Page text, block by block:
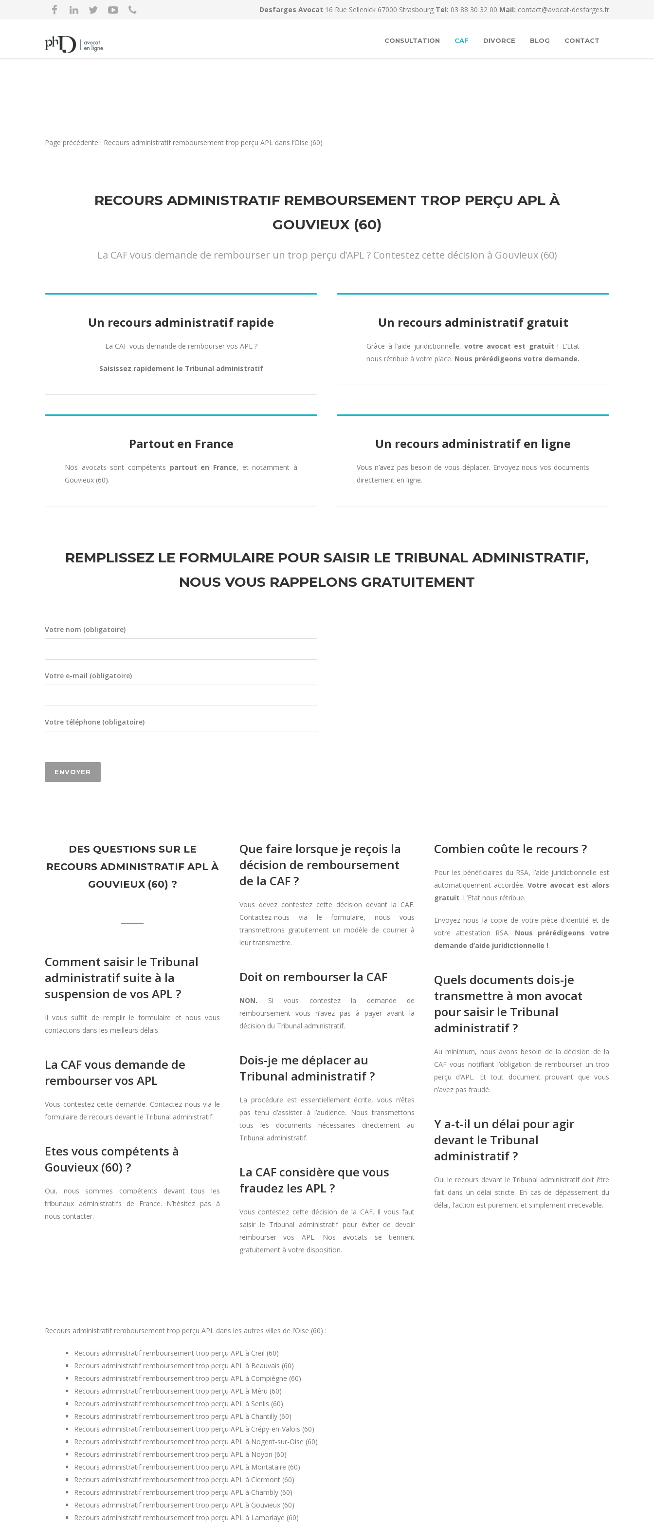
Desfarges Avocat 16 Rue Sellenick 67000 Strasbourg Tel: 03 88 30 32 00 Mail: contact@avocat-desfarges.fr
CONSULTATION CAF DIVORCE BLOG CONTACT
Page précédente : Recours administratif remboursement trop perçu APL dans l’Oise (60)
RECOURS ADMINISTRATIF REMBOURSEMENT TROP PERÇU APL À
GOUVIEUX (60)
La CAF vous demande de rembourser un trop perçu d’APL ? Contestez cette décision à Gouvieux (60)
Un recours administratif rapide
La CAF vous demande de rembourser vos APL ?
Saisissez rapidement le Tribunal administratif
Un recours administratif gratuit
Grâce à l’aide juridictionnelle,votre avocat est gratuit ! L’Etat
nous rétribue à votre place. Nous prérédigeons votre demande.
Partout en France
Nos avocats sont compétents partout en France, et notamment à
Gouvieux (60).
Un recours administratif en ligne
Vous n’avez pas besoin de vous déplacer. Envoyez nous vos documents
directement en ligne.
REMPLISSEZ LE FORMULAIRE POUR SAISIR LE TRIBUNAL ADMINISTRATIF,
NOUS VOUS RAPPELONS GRATUITEMENT
Votre nom (obligatoire)
Votre e-mail (obligatoire)
Votre téléphone (obligatoire)
DES QUESTIONS SUR LE
RECOURS ADMINISTRATIF APL À
GOUVIEUX (60) ?
Comment saisir le Tribunal
administratif suite à la
suspension de vos APL ?
Il vous suffit de remplir le formulaire et nous vous
contactons dans les meilleurs délais.
La CAF vous demande de
rembourser vos APL
Vous contestez cette demande. Contactez nous via le
formulaire de recours devant le Tribunal administratif.
Etes vous compétents à
Gouvieux (60) ?
Oui, nous sommes compétents devant tous les
tribunaux administratifs de France. N’hésitez pas à
nous contacter.
Que faire lorsque je reçois la
décision de remboursement
de la CAF ?
Vous devez contestez cette décision devant la CAF.
Contactez-nous via le formulaire, nous vous
transmettrons gratuitement un modèle de courrier à
leur transmettre.
Doit on rembourser la CAF
NON. Si vous contestez la demande de
remboursement vous n’avez pas à payer avant la
décision du Tribunal administratif.
Dois-je me déplacer au
Tribunal administratif ?
La procédure est essentiellement écrite, vous n’êtes
pas tenu d’assister à l’audience. Nous transmettons
tous les documents nécessaires directement au
Tribunal administratif.
La CAF considère que vous
fraudez les APL ?
Vous contestez cette décision de la CAF. Il vous faut
saisir le Tribunal administratif pour éviter de devoir
rembourser vos APL. Nos avocats se tiennent
gratuitement à votre disposition.
Combien coûte le recours ?
Pour les bénéficiaires du RSA, l’aide juridictionnelle est
automatiquement accordée. Votre avocat est alors
gratuit. L’Etat nous rétribue.
Envoyez nous la copie de votre pièce d’identité et de
votre attestation RSA. Nous prérédigeons votre
demande d’aide juridictionnelle !
Quels documents dois-je
transmettre à mon avocat
pour saisir le Tribunal
administratif ?
Au minimum, nous avons besoin de la décision de la
CAF vous notifiant l’obligation de rembourser un trop
perçu d’APL. Et tout document prouvant que vous
n’avez pas fraudé.
Y a-t-il un délai pour agir
devant le Tribunal
administratif ?
Oui le recours devant le Tribunal administratif doit être
fait dans un délai stricte. En cas de dépassement du
délai, l’action est purement et simplement irrecevable.
Recours administratif remboursement trop perçu APL dans les autres villes de l’Oise (60) :
Recours administratif remboursement trop perçu APL à Creil (60)
Recours administratif remboursement trop perçu APL à Beauvais (60)
Recours administratif remboursement trop perçu APL à Compiègne (60)
Recours administratif remboursement trop perçu APL à Méru (60)
Recours administratif remboursement trop perçu APL à Senlis (60)
Recours administratif remboursement trop perçu APL à Chantilly (60)
Recours administratif remboursement trop perçu APL à Crépy-en-Valois (60)
Recours administratif remboursement trop perçu APL à Nogent-sur-Oise (60)
Recours administratif remboursement trop perçu APL à Noyon (60)
Recours administratif remboursement trop perçu APL à Montataire (60)
Recours administratif remboursement trop perçu APL à Clermont (60)
Recours administratif remboursement trop perçu APL à Chambly (60)
Recours administratif remboursement trop perçu APL à Gouvieux (60)
Recours administratif remboursement trop perçu APL à Lamorlaye (60)